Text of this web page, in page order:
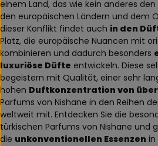
einem Land, das wie kein anderes
den europäischen Ländern und dem
dieser Konflikt findet auch in den
Platz, die europäische Nuancen mit
kombinieren und dadurch besonders
luxuriöse Düfte entwickeln. Diese
begeistern mit Qualität, einer sehr
hohen Duftkonzentration von über
Parfums von Nishane in den Reihen
weltweit mit. Entdecken Sie die
türkischen Parfums von Nishane und
die unkonventionellen Essenzen in